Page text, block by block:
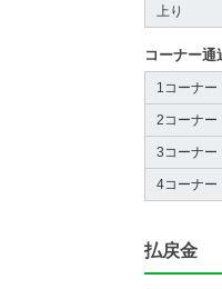
上り
コーナー通
1コーナー
2コーナー
3コーナー
4コーナー
払戻金